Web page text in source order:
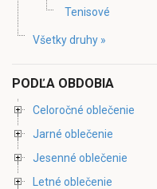
Tenisové
Všetky druhy »
PODĽA OBDOBIA
Celoročné oblečenie
Jarné oblečenie
Jesenné oblečenie
Letné oblečenie